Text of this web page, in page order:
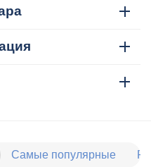
Самые популярные